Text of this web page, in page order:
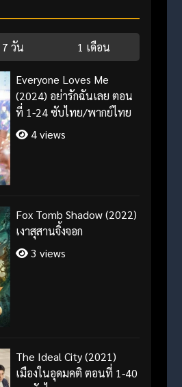
7 วัน 1 เดือน
Everyone Loves Me
(2024) อย่ารักฉันเลย ตอน
ที่ 1-24 ซับไทย/พากย์ไทย
4 views
Fox Tomb Shadow (2022)
เงาสุสานจิ้งจอก
3 views
The Ideal City (2021)
เมืองในอุดมคติ ตอนที่ 1-40